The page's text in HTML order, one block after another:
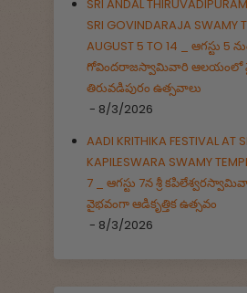
SRI ANDAL
SRI GOVINDARAJA SWAMY
AUGUST 5 TO 14 _ ఆగస్టు 5
గోవిందరాజస్వామివారి ఆలయంలో
తిరువడిపురం ఉత్సవాలు
- 8/3/2026
AADI KRITHIKA FESTIVAL AT
KAPILESWARA SWAMY
7 _ ఆగస్టు 7న శ్రీ
వైభవంగా ఆడికృత్తిక ఉత్సవం
- 8/3/2026